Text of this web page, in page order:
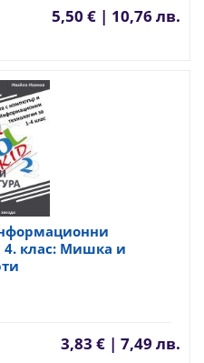
5,50 € | 10,76 лв.
4. клас: Мишка и
3,83 € | 7,49 лв.